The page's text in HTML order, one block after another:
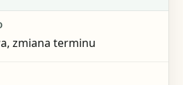
zmiana terminu